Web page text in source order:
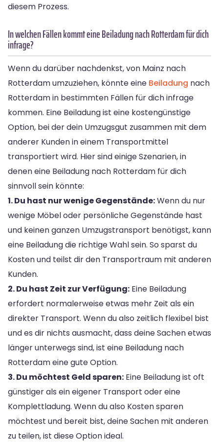
diesem Prozess.
In welchen Fällen kommt eine Beiladung nach Rotterdam für dich
infrage?
Wenn du darüber nachdenkst, von Mainz nach
Rotterdam umzuziehen, könnte eine Beiladung nach
Rotterdam in bestimmten Fällen für dich infrage
kommen. Eine Beiladung ist eine kostengünstige
Option, bei der dein Umzugsgut zusammen mit dem
anderer Kunden in einem Transportmittel
transportiert wird. Hier sind einige Szenarien, in
denen eine Beiladung nach Rotterdam für dich
sinnvoll sein könnte:
1. Du hast nur wenige Gegenstände:Wenn du nur
wenige Möbel oder persönliche Gegenstände hast
und keinen ganzen Umzugstransport benötigst, kann
eine Beiladung die richtige Wahl sein. So sparst du
Kosten und teilst dir den Transportraum mit anderen
Kunden.
2. Du hast Zeit zur Verfügung: Eine Beiladung
erfordert normalerweise etwas mehr Zeit als ein
direkter Transport. Wenn du also zeitlich flexibel bist
und es dir nichts ausmacht, dass deine Sachen etwas
länger unterwegs sind, ist eine Beiladung nach
Rotterdam eine gute Option.
3. Du möchtest Geld sparen: Eine Beiladung ist oft
günstiger als ein eigener Transport oder eine
Komplettladung. Wenn du also Kosten sparen
möchtest und bereit bist, deine Sachen mit anderen
zu teilen, ist diese Option ideal.